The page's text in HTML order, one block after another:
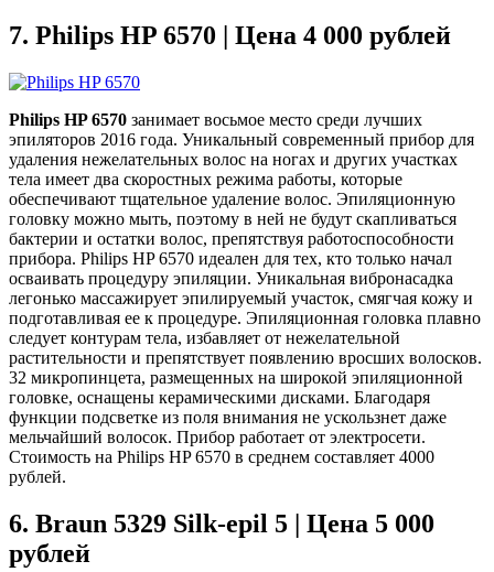
7. Philips HP 6570 | Цена 4 000 рублей
Philips HP6570 занимает восьмое место среди лучших
эпиляторов 2016 года. Уникальный современный прибор для
удаления нежелательных волос на ногах и других участках
тела имеет два скоростных режима работы, которые
обеспечивают тщательное удаление волос. Эпиляционную
головку можно мыть, поэтому в ней не будут скапливаться
бактерии и остатки волос, препятствуя работоспособности
прибора. Philips HP 6570 идеален для тех, кто только начал
осваивать процедуру эпиляции. Уникальная вибронасадка
легонько массажирует эпилируемый участок, смягчая кожу и
подготавливая ее к процедуре. Эпиляционная головка плавно
следует контурам тела, избавляет от нежелательной
растительности и препятствует появлению вросших волосков.
32 микропинцета, размещенных на широкой эпиляционной
головке, оснащены керамическими дисками. Благодаря
функции подсветке из поля внимания не ускользнет даже
мельчайший волосок. Прибор работает от электросети.
Стоимость на Philips HP 6570 в среднем составляет 4000
рублей.
6. Braun 5329 Silk-epil 5 | Цена 5 000
рублей